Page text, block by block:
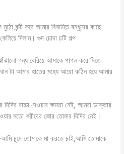
বন্দী করে আমার বিবাহিত বন্ধুদের কাছে
দিলাম। গুদ চোদা চটি গল্প
গন্ধ বেরিয়ে আমাকে পাগল করে দিতে
টা আমার হাতের মধ্যে আরো কঠিন হয়ে আমার
বাচ্চা দেওয়ার ক্ষমতা নেই, আমরা ডাক্তার
মতো শরীরের জোর তোমার দিদির নেই।
আমি চুদে তোমাকে মা করতে চাই,আমি তোমাকে